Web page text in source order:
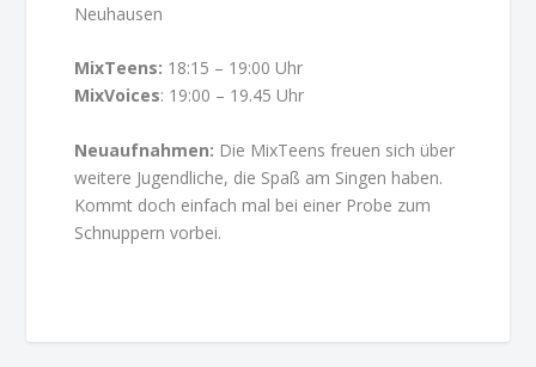
Neuhausen
MixTeens: 18:15 – 19:00 Uhr
MixVoices: 19:00 – 19.45 Uhr
Neuaufnahmen: Die MixTeens freuen sich über
weitere Jugendliche, die Spaß am Singen haben.
Kommt doch einfach mal bei einer Probe zum
Schnuppern vorbei.